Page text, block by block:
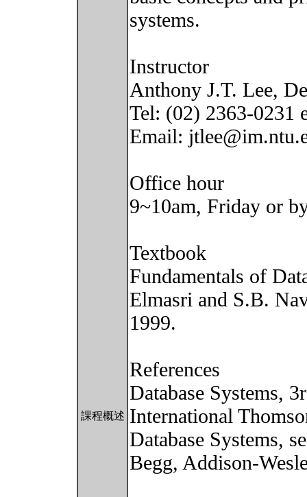
課程概述
systems.
Instructor
Anthony J.T. Lee,
Tel: (02) 2363-0231
Email:
Office hour
9~10am, Friday or
Textbook
Fundamentals of
Elmasri and S.B.
1999.
References
Database Systems,
International
Database Systems,
Begg, Addison-